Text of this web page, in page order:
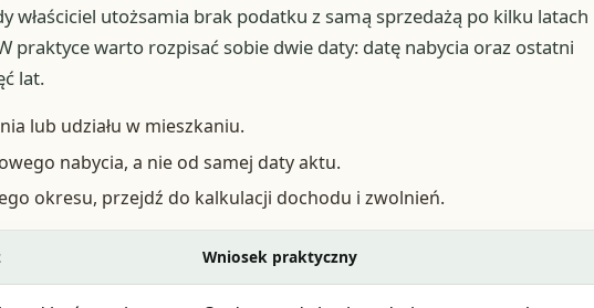
właściciel utożsamia brak podatku z samą sprzedażą po kilku latach
praktyce warto rozpisać sobie dwie daty: datę nabycia oraz ostatni
lat.
lub udziału w mieszkaniu.
nabycia, a nie od samej daty aktu.
okresu, przejdź do kalkulacji dochodu i zwolnień.
Wniosek praktyczny